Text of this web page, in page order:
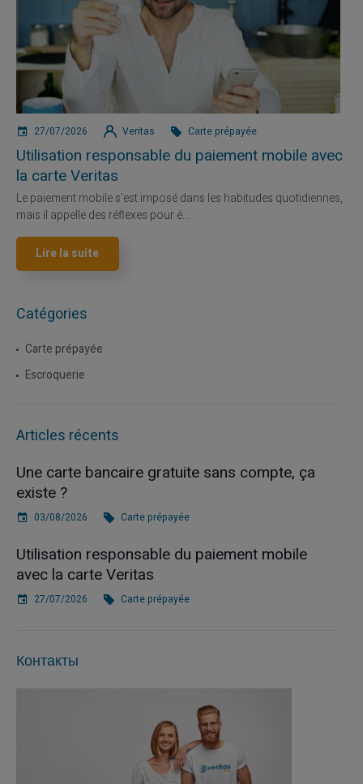
27/07/2026 Veritas Carte prépayée
Utilisation responsable du paiement mobile avec
la carte Veritas
Le paiement mobile s'est imposé dans les habitudes quotidiennes,
mais il appelle des réflexes pour é...
Lire la suite
Catégories
Carte prépayée
Escroquerie
Articles récents
Une carte bancaire gratuite sans compte, ça
existe ?
03/08/2026 Carte prépayée
Utilisation responsable du paiement mobile
avec la carte Veritas
27/07/2026 Carte prépayée
Контакты